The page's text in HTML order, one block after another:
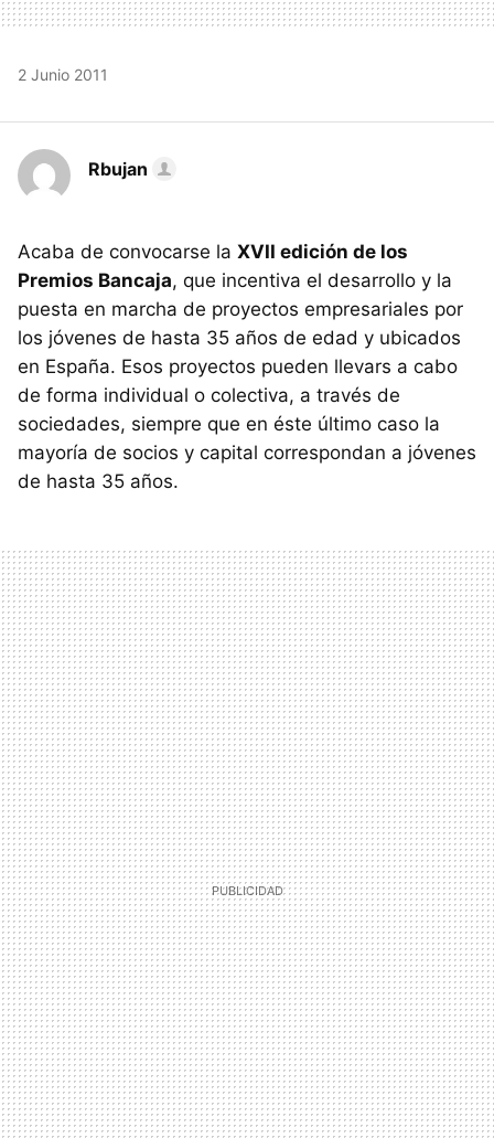
2 Junio 2011
Rbujan
Acaba de convocarse la XVII edición de los
Premios Bancaja, que incentiva el desarrollo y la
puesta en marcha de proyectos empresariales por
los jóvenes de hasta 35 años de edad y ubicados
en España. Esos proyectos pueden llevars a cabo
de forma individual o colectiva, a través de
sociedades, siempre que en éste último caso la
mayoría de socios y capital correspondan a jóvenes
de hasta 35 años.